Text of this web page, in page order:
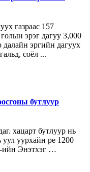
газраас 157
эрэг дагуу 3,000
эргийн дагуух
соёл ...
бутлуур
хацарт бутлуур нь
уурхайн pe 1200
ийн Энэтхэг …